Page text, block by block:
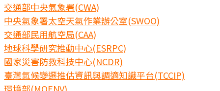
交通部中央氣象署(CWA)
中央氣象署太空天氣作業辦公室(SWOO)
交通部民用航空局(CAA)
地球科學研究推動中心(ESRPC)
國家災害防救科技中心(NCDR)
臺灣氣候變遷推估資訊與調適知識平台(TCCIP)